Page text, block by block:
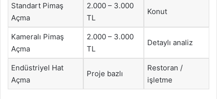
Standart Pimaş
Açma
2.000 – 3.000
TL
Konut
Kameralı Pimaş
Açma
2.000 – 3.000
TL
Detaylı analiz
Endüstriyel Hat
Açma
Proje bazlı
Restoran /
işletme